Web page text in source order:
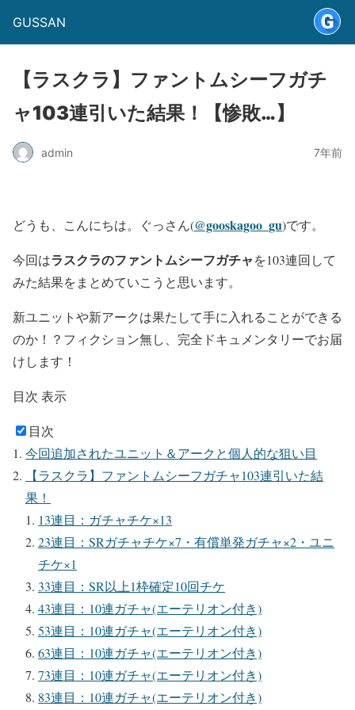
GUSSAN
【ラスクラ】ファントムシーフガチ
ャ103連引いた結果！【惨敗…】
admin 7年前
どうも、こんにちは。ぐっさん(@gooskagoo_gu)です。
今回はラスクラのファントムシーフガチャを103連回して
みた結果をまとめていこうと思います。
新ユニットや新アークは果たして手に入れることができる
のか！？フィクション無し、完全ドキュメンタリーでお届
けします！
目次 表示
目次
今回追加されたユニット＆アークと個人的な狙い目
【ラスクラ】ファントムシーフガチャ103連引いた結
果！
13連目：ガチャチケ×13
23連目：SRガチャチケ×7・有償単発ガチャ×2・ユニ
チケ×1
33連目：SR以上1枠確定10回チケ
43連目：10連ガチャ(エーテリオン付き)
53連目：10連ガチャ(エーテリオン付き)
63連目：10連ガチャ(エーテリオン付き)
73連目：10連ガチャ(エーテリオン付き)
83連目：10連ガチャ(エーテリオン付き)